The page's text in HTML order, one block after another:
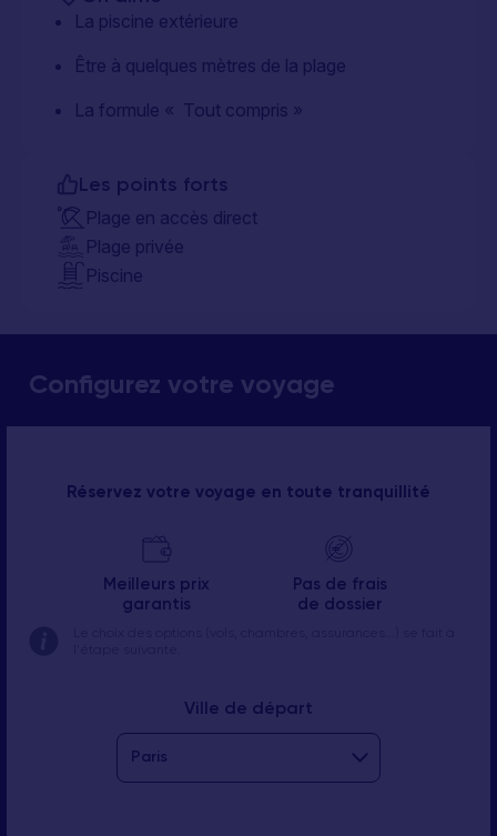
La piscine extérieure
Être à quelques mètres de la plage
La formule « Tout compris »
Les points forts
Plage en accès direct
Plage privée
Piscine
Configurez votre voyage
Réservez votre voyage en toute tranquillité
Meilleurs prix
garantis
Pas de frais
de dossier
Ville de départ